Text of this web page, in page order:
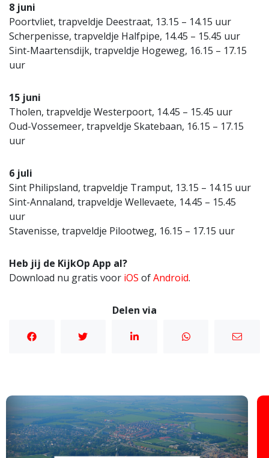
8 juni
Poortvliet, trapveldje Deestraat, 13.15 – 14.15 uur
Scherpenisse, trapveldje Halfpipe, 14.45 – 15.45 uur
Sint-Maartensdijk, trapveldje Hogeweg, 16.15 – 17.15
uur
15 juni
Tholen, trapveldje Westerpoort, 14.45 – 15.45 uur
Oud-Vossemeer, trapveldje Skatebaan, 16.15 – 17.15
uur
6 juli
Sint Philipsland, trapveldje Tramput, 13.15 – 14.15 uur
Sint-Annaland, trapveldje Wellevaete, 14.45 – 15.45
uur
Stavenisse, trapveldje Pilootweg, 16.15 – 17.15 uur
Heb jij de KijkOp App al?
Download nu gratis voor iOS ofAndroid.
Delen via